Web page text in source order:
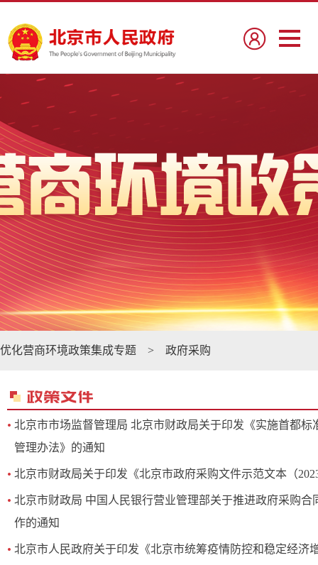
优化营商环境政策集成专题 > 政府采购
北京市市场监督管理局 北京市财政局关于印发《实施首都标
管理办法》的通知
北京市财政局关于印发《北京市政府采购文件示范文本（
北京市财政局 中国人民银行营业管理部关于推进政府采购合
作的通知
北京市人民政府关于印发《北京市统筹疫情防控和稳定经济